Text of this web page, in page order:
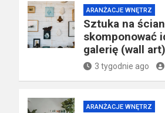
ARANŻACJE WNĘTRZ
Sztuka na
skomponować
galerię (wall
3 tygodnie ago
ARANŻACJE WNĘTRZ